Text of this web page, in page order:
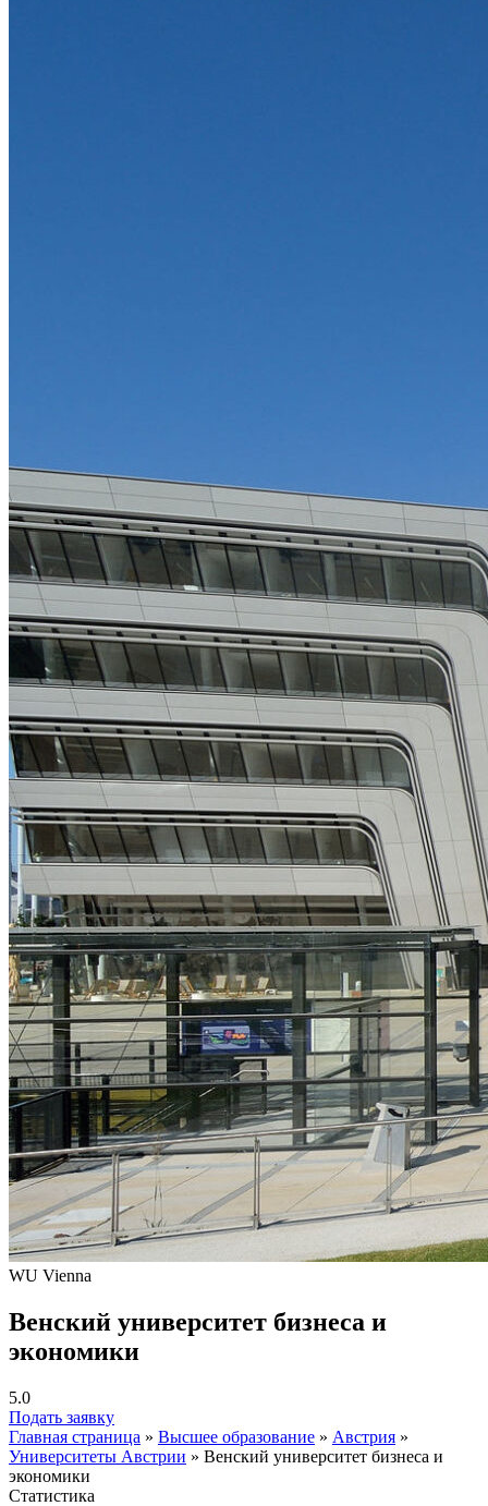
WU Vienna
Венский университет бизнеса и
экономики
5.0
Подать заявку
Главная страница » Высшее образование » Австрия »
Университеты Австрии » Венский университет бизнеса и
экономики
Статистика